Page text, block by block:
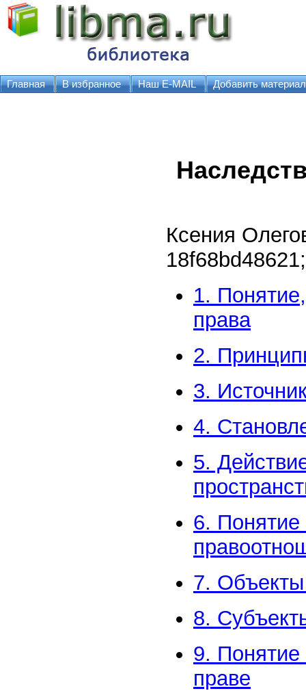
Главная В избранное Наш E-MAIL Добавить материал
Ксения
18f68bd48621;
1.
права
2.
3.
4.
5.
6.
7.
8.
9. Понятие
праве